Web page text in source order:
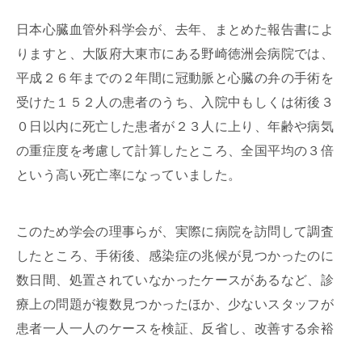
日本心臓血管外科学会が、去年、まとめた報告書によ
りますと、大阪府大東市にある野崎徳洲会病院では、
平成２６年までの２年間に冠動脈と心臓の弁の手術を
受けた１５２人の患者のうち、入院中もしくは術後３
０日以内に死亡した患者が２３人に上り、年齢や病気
の重症度を考慮して計算したところ、全国平均の３倍
という高い死亡率になっていました。
このため学会の理事らが、実際に病院を訪問して調査
したところ、手術後、感染症の兆候が見つかったのに
数日間、処置されていなかったケースがあるなど、診
療上の問題が複数見つかったほか、少ないスタッフが
患者一人一人のケースを検証、反省し、改善する余裕